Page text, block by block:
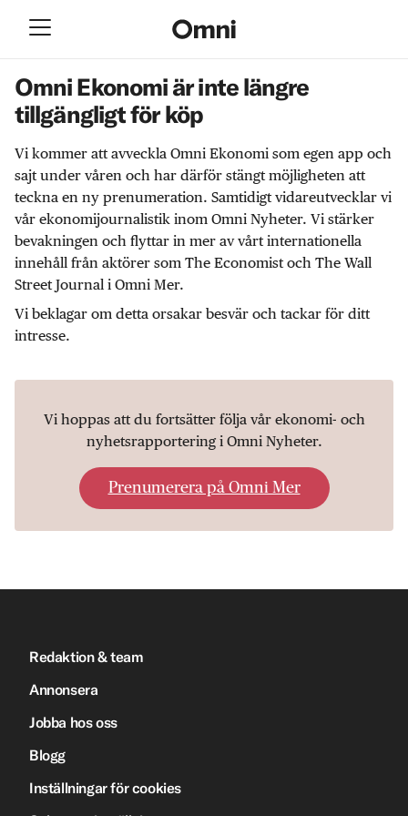
Omni Ekonomi är inte längre
tillgängligt för köp
Vi kommer att avveckla Omni Ekonomi som egen app och
sajt under våren och har därför stängt möjligheten att
teckna en ny prenumeration. Samtidigt vidareutvecklar vi
vår ekonomijournalistik inom Omni Nyheter. Vi stärker
bevakningen och flyttar in mer av vårt internationella
innehåll från aktörer som The Economist och The Wall
Street Journal i Omni Mer.
Vi beklagar om detta orsakar besvär och tackar för ditt
intresse.
Vi hoppas att du fortsätter följa vår ekonomi- och
nyhetsrapportering i Omni Nyheter.
Prenumerera på Omni Mer
Redaktion & team
Annonsera
Jobba hos oss
Blogg
Inställningar för cookies